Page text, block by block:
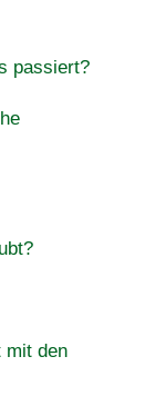
passiert?
mit den